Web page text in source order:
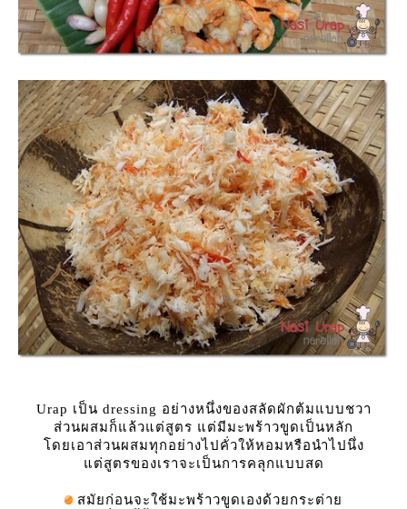
Urap เป็น dressing อย่างหนึ่งของสลัดผักต้มแบบชวา
ส่วนผสมก็แล้วแต่สูตร แต่มีมะพร้าวขูดเป็นหลัก
ดยเอาส่วนผสมทุกอย่างไปคั่วให้หอมหรือนำไปนึ่ง
ต่สูตรของเราจะเป็นการคลุกแบบสด
สมัยก่อนจะใช้มะพร้าวขูดเองด้วยกระต่า